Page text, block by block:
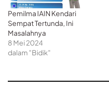
Pemilma IAIN Kendari
Sempat Tertunda, Ini
Masalahnya
8 Mei 2024
dalam "Bidik"